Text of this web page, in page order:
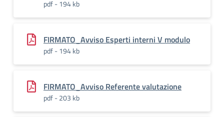
pdf - 194 kb
FIRMATO_Avviso Esperti interni V modulo
pdf - 194 kb
FIRMATO_Avviso Referente valutazione
pdf - 203 kb